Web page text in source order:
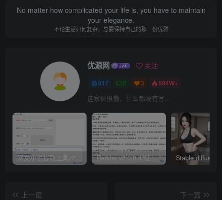
No matter how complicated your life is, you have to maintain
your elegance.
不论生活如何复杂，总要保持自己的那一份优雅
优源网 关注
817 2 3 594W+
这家伙很懒，什么都没有写...
网文小说提取工具v2.10.02 可以自动下载小说 从此不再花钱看小说 Reader v2.0.0.4 极简小说阅读器支持导入在线及离线书源
上一篇
下一篇